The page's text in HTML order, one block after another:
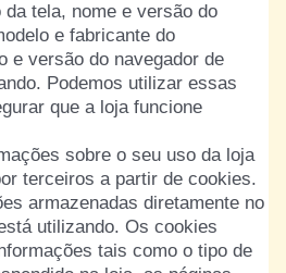
tela, nome e versão do
e fabricante do
e versão do navegador de
Podemos utilizar essas
que a loja funcione
sobre o seu uso da loja
terceiros a partir de cookies.
armazenadas diretamente no
utilizando. Os cookies
tais como o tipo de